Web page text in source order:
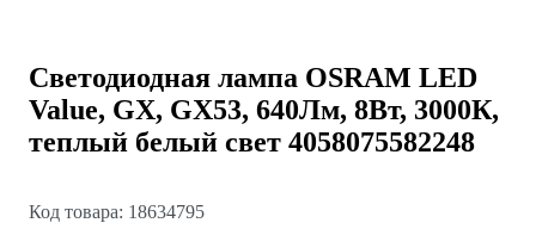
Светодиодная лампа OSRAM LED
Value, GX, GX53, 640Лм, 8Вт, 3000К,
теплый белый свет 4058075582248
Код товара: 18634795